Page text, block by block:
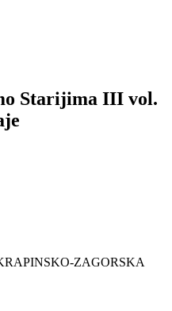
Starijima III vol.
ZAGORSKA